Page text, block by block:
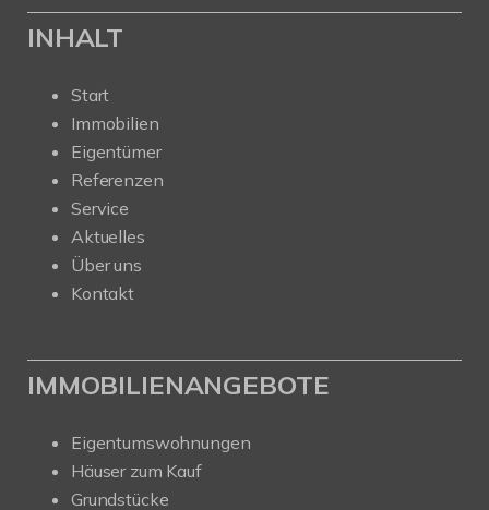
INHALT
Start
Immobilien
Eigentümer
Referenzen
Service
Aktuelles
Über uns
Kontakt
IMMOBILIENANGEBOTE
Eigentumswohnungen
Häuser zum Kauf
Grundstücke